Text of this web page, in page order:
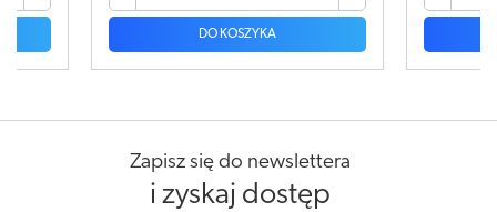
Zapisz się do newslettera
i zyskaj dostęp